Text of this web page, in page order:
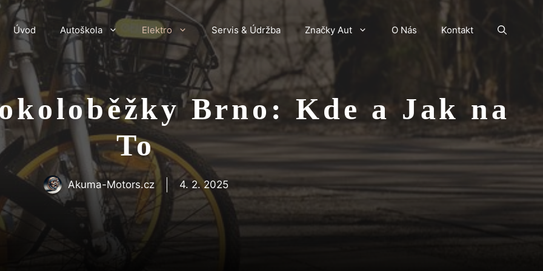
Úvod Autoškola Elektro Servis & Údržba Značky Aut O Nás Kontakt
Brno: Kde a Jak na
To
Akuma-Motors.cz 4. 2. 2025